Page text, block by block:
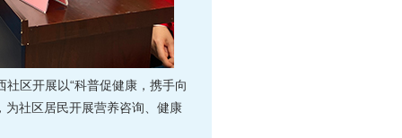
区开展以“科普促健康，携手向
社区居民开展营养咨询、健康